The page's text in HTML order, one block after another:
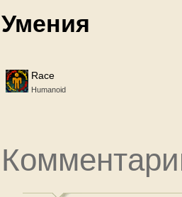
Умения
Race
Humanoid